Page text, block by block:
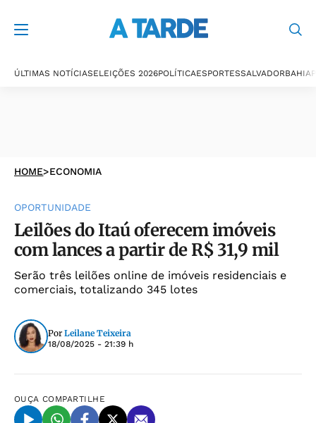
ÚLTIMAS NOTÍCIASELEIÇÕES 2026POLÍTICAESPORTESSALVADORBAHIA
HOME>ECONOMIA
OPORTUNIDADE
Leilões do Itaú oferecem imóveis
com lances a partir de R$ 31,9 mil
Serão três leilões online de imóveis residenciais e
comerciais, totalizando 345 lotes
Por Leilane Teixeira
18/08/2025 - 21:39 h
OUÇA COMPARTILHE